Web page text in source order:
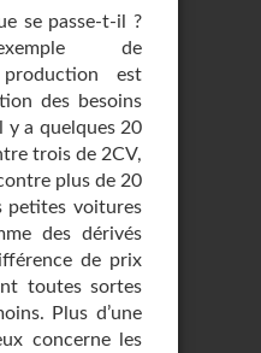
se passe-t-il ?
de
production est
des besoins
y a quelques 20
trois de 2CV,
plus de 20
petites voitures
des dérivés
de prix
toutes sortes
Plus d’une
concerne les